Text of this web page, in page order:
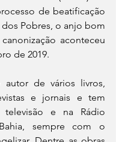
de beatificação
Pobres, o anjo bom
aconteceu
de 2019.
de vários livros,
e jornais e tem
televisão e na Rádio
sempre com o